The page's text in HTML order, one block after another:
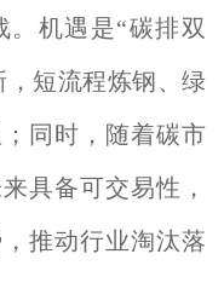
机遇是“碳排双
短流程炼钢、绿
同时，随着碳市
具备可交易性，
推动行业淘汰落